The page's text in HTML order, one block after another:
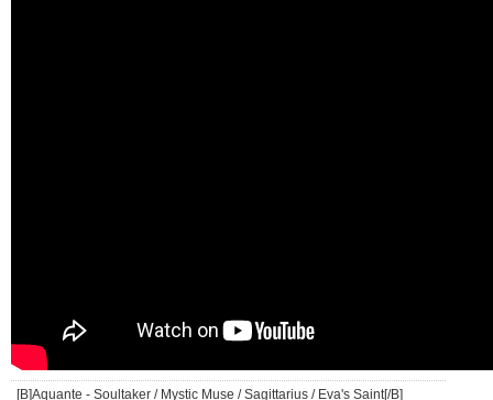
[B]Aquante - Soultaker / Mystic Muse / Sagittarius / Eva's Saint[/B]